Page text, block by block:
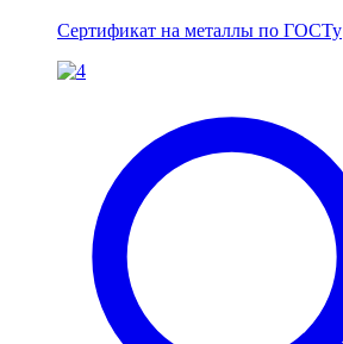
Сертификат на металлы по ГОСТу